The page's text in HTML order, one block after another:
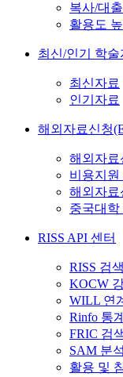
복사/대
활용도
최신/인기 학술
최신자료
인기자료
해외자료신청
해외자료
비용지원
해외자료
중국대학
RISS API 센터
RISS 검
KOCW
WILL 연
Rinfo 통
FRIC 검
SAM 분
활용 및